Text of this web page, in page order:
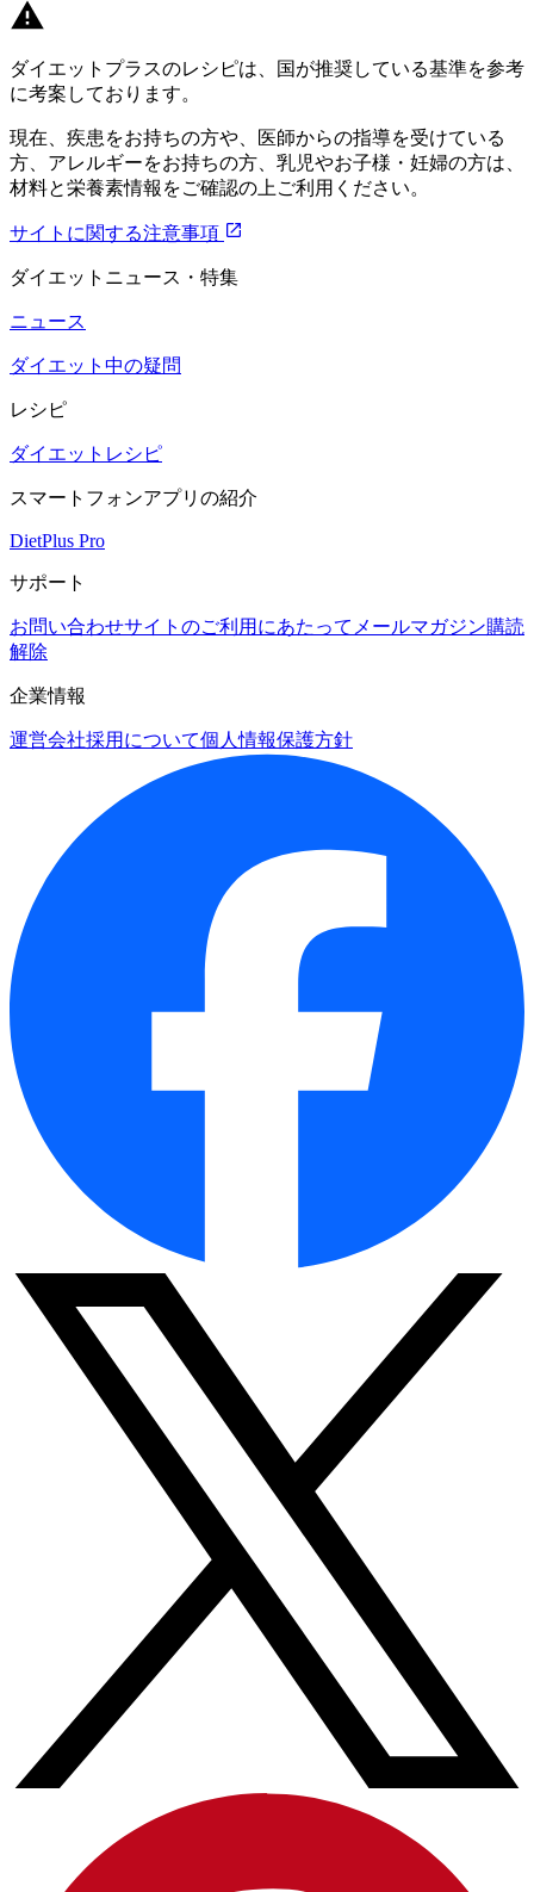
ダイエットプラスのレシピは、国が推奨している基準を参考
に考案しております。
現在、疾患をお持ちの方や、医師からの指導を受けている
方、アレルギーをお持ちの方、乳児やお子様・妊婦の方は、
材料と栄養素情報をご確認の上ご利用ください。
サイトに関する注意事項
ダイエットニュース・特集
ニュース
ダイエット中の疑問
レシピ
ダイエットレシピ
スマートフォンアプリの紹介
DietPlus Pro
サポート
お問い合わせサイトのご利用にあたって メールマガジン購読
解除
企業情報
運営会社採用について個人情報保護方針